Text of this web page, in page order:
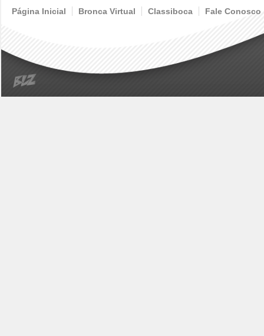
Página Inicial Bronca Virtual Classiboca Fale Conosco